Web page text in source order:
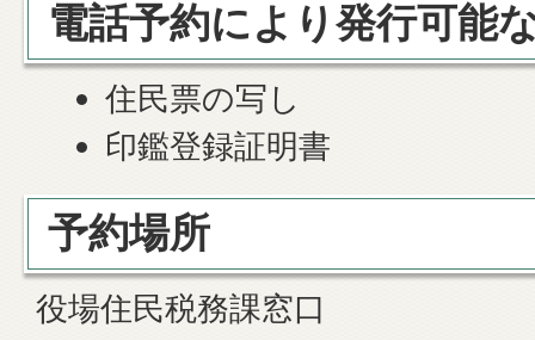
電話予約により発行可能
住民票の写し
印鑑登録証明書
予約場所
役場住民税務課窓口